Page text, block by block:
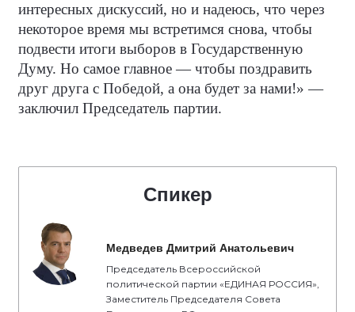
интересных дискуссий, но и надеюсь, что через
некоторое время мы встретимся снова, чтобы
подвести итоги выборов в Государственную
Думу. Но самое главное — чтобы поздравить
друг друга с Победой, а она будет за нами!» —
заключил Председатель партии.
Спикер
Медведев Дмитрий Анатольевич
Председатель Всероссийской
политической партии «ЕДИНАЯ РОССИЯ»,
Заместитель Председателя Совета